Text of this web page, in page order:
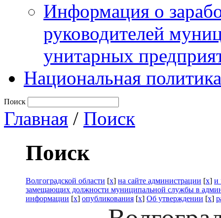
Информация о
руководителей
унитарных
Национальная политика
Поиск
Главная / Поиск
Поиск
Волгоградской области [x] на сайте администрации [x] и
замещающих должности муниципальной службы в
информации [x] опубликования [x] Об утверждении [x]